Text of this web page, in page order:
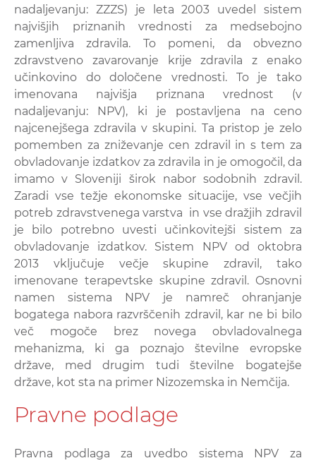
nadaljevanju: ZZZS) je leta 2003 uvedel sistem
najvišjih priznanih vrednosti za medsebojno
zamenljiva zdravila. To pomeni, da obvezno
zdravstveno zavarovanje krije zdravila z enako
učinkovino do določene vrednosti. To je tako
imenovana najvišja priznana vrednost (v
nadaljevanju: NPV), ki je postavljena na ceno
najcenejšega zdravila v skupini. Ta pristop je zelo
pomemben za zniževanje cen zdravil in s tem za
obvladovanje izdatkov za zdravila in je omogočil, da
imamo v Sloveniji širok nabor sodobnih zdravil.
Zaradi vse težje ekonomske situacije, vse večjih
potreb zdravstvenega varstva in vse dražjih zdravil
je bilo potrebno uvesti učinkovitejši sistem za
obvladovanje izdatkov. Sistem NPV od oktobra
2013 vključuje večje skupine zdravil, tako
imenovane terapevtske skupine zdravil. Osnovni
namen sistema NPV je namreč ohranjanje
bogatega nabora razvrščenih zdravil, kar ne bi bilo
več mogoče brez novega obvladovalnega
mehanizma, ki ga poznajo številne evropske
države, med drugim tudi številne bogatejše
države, kot sta na primer Nizozemska in Nemčija.
Pravne podlage
Pravna podlaga za uvedbo sistema NPV za